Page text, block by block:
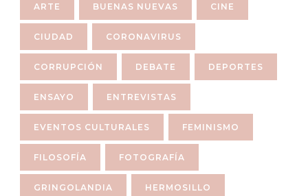
ARTE BUENAS NUEVAS CINE
CIUDAD CORONAVIRUS
CORRUPCIÓN DEBATE DEPORTES
ENSAYO ENTREVISTAS
EVENTOS CULTURALES FEMINISMO
FILOSOFÍA FOTOGRAFÍA
GRINGOLANDIA HERMOSILLO